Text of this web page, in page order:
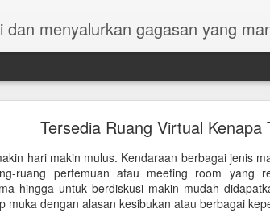
dan menyalurkan gagasan yang
Tersedia Ruang Virtual Kenapa
hari makin mulus. Kendaraan berbagai jenis
ruang pertemuan atau meeting room yang
hingga untuk berdiskusi makin mudah
muka dengan alasan kesibukan atau berbagai